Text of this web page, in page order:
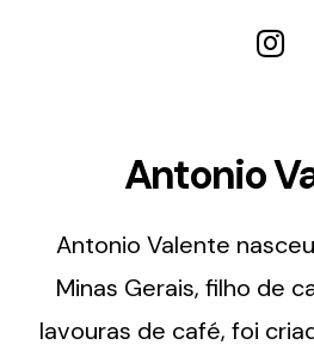
Antonio
Antonio Valente
Minas Gerais, filho de
lavouras de café, foi